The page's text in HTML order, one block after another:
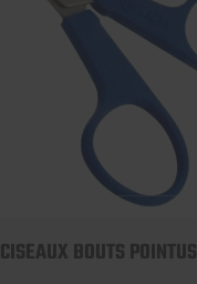
CISEAUX BOUTS POINTUS